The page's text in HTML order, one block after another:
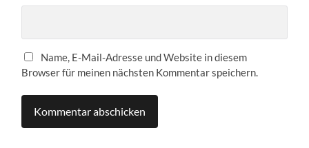
Name, E-Mail-Adresse und Website in diesem
Browser für meinen nächsten Kommentar speichern.